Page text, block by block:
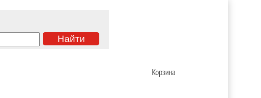
Корзина